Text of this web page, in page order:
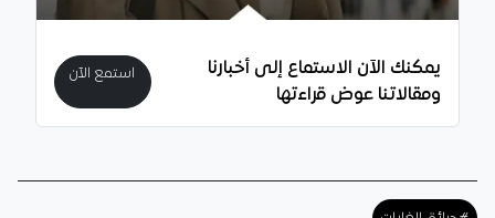
يمكنك الآن الاستماع إلى أخبارنا
ومقالاتنا عوض قراءتها
استمع الآن